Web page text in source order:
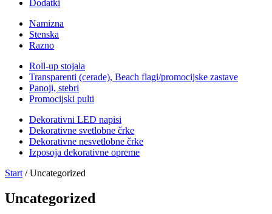
Dodatki
Namizna
Stenska
Razno
Roll-up stojala
Transparenti (cerade), Beach flagi/promocijske zastave
Panoji, stebri
Promocijski pulti
Dekorativni LED napisi
Dekorativne svetlobne črke
Dekorativne nesvetlobne črke
Izposoja dekorativne opreme
Start / Uncategorized
Uncategorized